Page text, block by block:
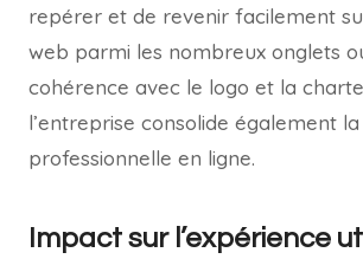
repérer et de revenir facilement
web parmi les nombreux onglets
cohérence avec le logo et la
l’entreprise consolide également
professionnelle en ligne.
Impact sur l’expérience